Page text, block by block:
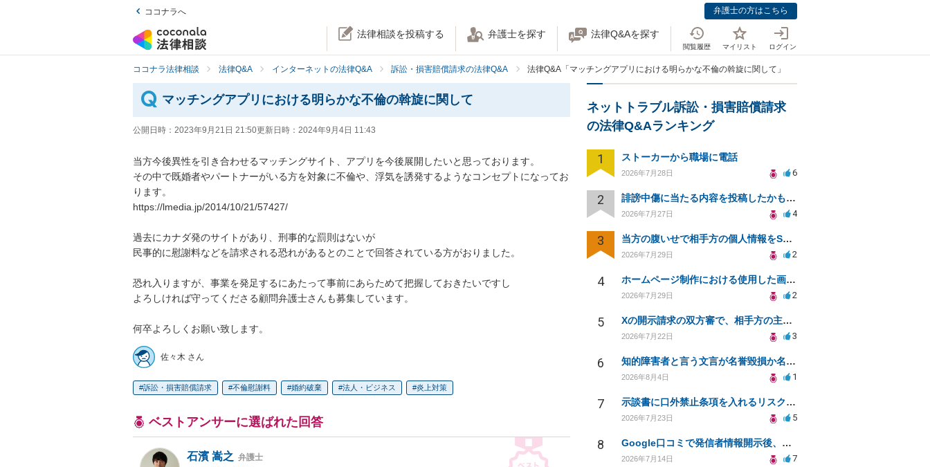
ココナラへ 弁護士の方はこちら
法律相談を投稿する 弁護士を探す 法律Q&Aを探す
閲覧履歴 マイリスト ログイン
ココナラ法律相談 法律Q&A インターネットの法律Q&A 訴訟・損害賠償請求の法律Q&A 法律Q&A「マッチングアプリにおける明らかな不倫の斡旋に関して」
マッチングアプリにおける明らかな不倫の斡旋に関して
公開日時： 2023年9月21日 21:50更新日時： 2024年9月4日 11:43
当方今後異性を引き合わせるマッチングサイト、アプリを今後展開したいと思っております。
その中で既婚者やパートナーがいる方を対象に不倫や、浮気を誘発するようなコンセプトになってお
ります。
https://lmedia.jp/2014/10/21/57427/
過去にカナダ発のサイトがあり、刑事的な罰則はないが
民事的に慰謝料などを請求される恐れがあるとのことで回答されている方がおりました。
恐れ入りますが、事業を発足するにあたって事前にあらためて把握しておきたいですし
よろしければ守ってくださる顧問弁護士さんも募集しています。
何卒よろしくお願い致します。
佐々木 さん
訴訟・損害賠償請求 不倫慰謝料 婚約破棄 法人・ビジネス 炎上対策
ベストアンサーに選ばれた回答
石濱 嵩之 弁護士
ネットトラブル訴訟・損害賠償請求
の法律Q&Aランキング
1 ストーカーから職場に電話
2026年7月28日 6
2 誹謗中傷に当たる内容を投稿したかもしれない。開示請求や民事刑事裁判に発展しうるのか教えて欲しい。
2026年7月27日 4
3 当方の腹いせで相手方の個人情報をSNSで晒してしまい名誉毀損させてしまったかもしれない
2026年7月29日 2
4 ホームページ制作における使用した画像や文章の著作権について
2026年7月29日 2
5 Xの開示請求の双方審で、相手方の主張が口頭ばかりで把握しきれません
2026年7月22日 3
6 知的障害者と言う文言が名誉毀損か名誉感情の侵害になるか教えてほしい。
2026年8月4日 1
7 示談書に口外禁止条項を入れるリスクはありますか？
2026年7月23日 5
8 Google口コミで発信者情報開示後、損害賠償請求を受けています。示談について相談です。
2026年7月14日 7